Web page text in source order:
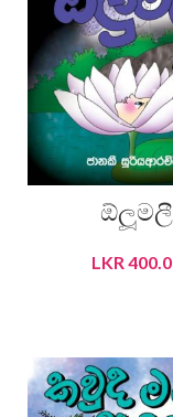
ඕලූමලී
LKR